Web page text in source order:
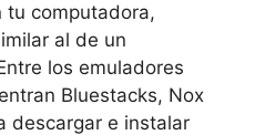
tu computadora,
al de un
los ⁣emuladores⁢
Bluestacks, Nox
descargar e instalar